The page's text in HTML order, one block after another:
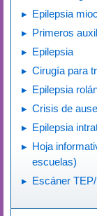
Epilepsia
Primeros
Epilepsia
Cirugía para
Epilepsia
Crisis de
Epilepsia
Hoja
escuelas)
Escáner